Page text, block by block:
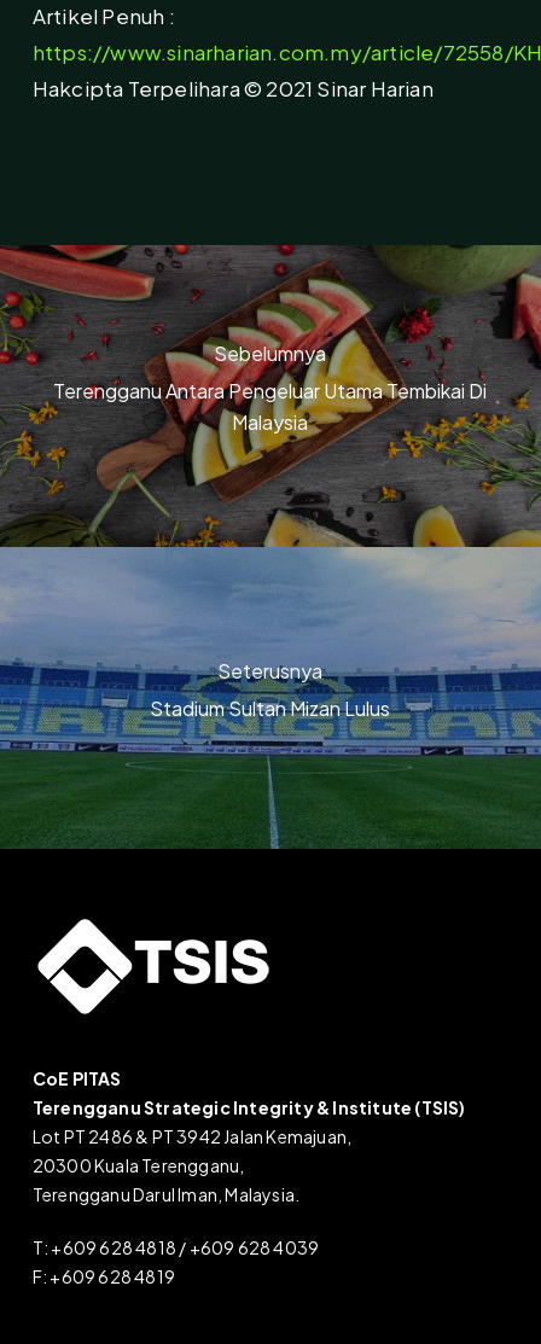
Artikel Penuh :
https://www.sinarharian.com.my/article/72558/
Hakcipta Terpelihara © 2021 Sinar Harian
Sebelumnya
Terengganu Antara Pengeluar Utama Tembikai Di
Malaysia
Seterusnya
Stadium Sultan Mizan Lulus
CoE PITAS
Terengganu Strategic Integrity & Institute (TSIS)
Lot PT 2486 & PT 3942 Jalan Kemajuan,
20300 Kuala Terengganu,
Terengganu Darul Iman, Malaysia.
T: +609 628 4818 / +609 628 4039
F: +609 628 4819